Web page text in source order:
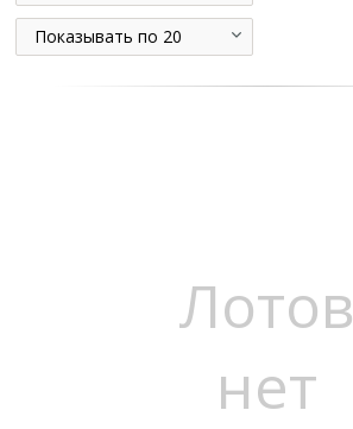
Показывать по 20
Лотов
нет